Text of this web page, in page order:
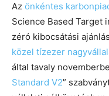
Az önkéntes
Science Based Target
zéró kibocsátási
közel tízezer
által tavaly
Standard V2”